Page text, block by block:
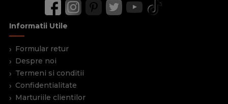
Informatii Utile
Formular retur
Despre noi
Termeni si conditii
Confidentialitate
Marturiile clientilor